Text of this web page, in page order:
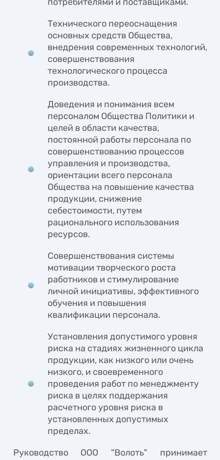
Технического переоснащения
основных средств Общества,
внедрения современных технологий,
совершенствования
технологического процесса
производства.
Доведения и понимания всем
персоналом Общества Политики и
целей в области качества,
постоянной работы персонала по
совершенствованию процессов
управления и производства,
ориентации всего персонала
Общества на повышение качества
продукции, снижение
себестоимости, путем
рационального использования
ресурсов.
Совершенствования системы
мотивации творческого роста
работников и стимулирование
личной инициативы, эффективного
обучения и повышения
квалификации персонала.
Установления допустимого уровня
риска на стадиях жизненного цикла
продукции, как низкого или очень
низкого, и своевременного
проведения работ по менеджменту
риска в целях поддержания
расчетного уровня риска в
установленных допустимых
пределах.
Руководство ООО "Волоть" принимает